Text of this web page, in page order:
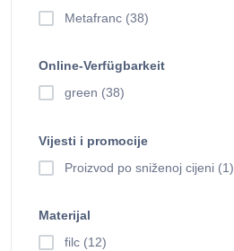
Metafranc (38)
Online-Verfügbarkeit
green (38)
Vijesti i promocije
Proizvod po sniženoj cijeni (1)
Materijal
filc (12)